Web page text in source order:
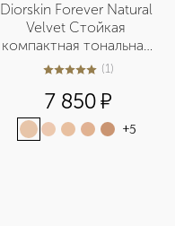
Diorskin Forever Natural
Velvet Стойкая
компактная тональная
основа для лица
5из 51 (1)
7 850¤
+5